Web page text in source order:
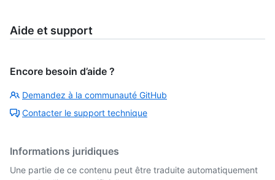
Aide et support
Encore besoin d’aide ?
Demandez à la communauté GitHub
Contacter le support technique
Informations juridiques
Une partie de ce contenu peut être traduite automatiquement